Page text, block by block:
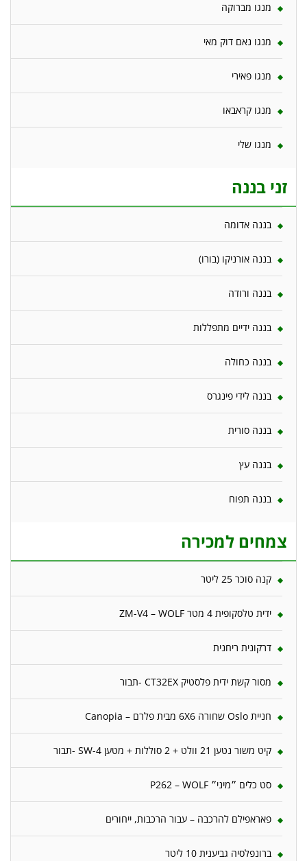
מנגו מברוקה
מנגו נאם דוק מאי
מנגו פאירי
מנגו קראבאו
מנגו שלי
זני בננה
בננה אדומה
בננה אורניקו (בורו)
בננה ורודה
בננה ידיים מתפללות
בננה כחולה
בננה לידי פינגרס
בננה סורית
בננה עץ
בננה תפוח
צמחים למכירה
קנה סוכר 25 ליטר
ידית טלסקופית 4 מטר ZM-V4 – WOLF
דרקונית ריחנית
מסור קשת ידית פלסטיק CT32EX -תבור
חניית Oslo שחורה 6X6 מבית פלרם – Canopia
קיט משור נטען 21 וולט + 2 סוללות + מטען 4-SW -תבור
סט כלים ״מיני״ P262 – WOLF
פאראפילם להרכבה – עבור הרכבות, ייחורים
ברונפלסיה גביענית 10 ליטר